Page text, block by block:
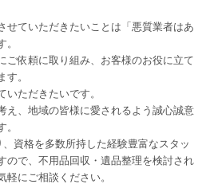
せていただきたいことは「悪質業者はあ
ご依頼に取り組み、お客様のお役に立て
す。
いただきたいです。
え、地域の皆様に愛されるよう誠心誠意
資格を多数所持した経験豊富なスタッ
ので、不用品回収・遺品整理を検討され
にご相談ください。